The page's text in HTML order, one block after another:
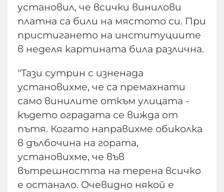
установил, че всички винилови
платна са били на мястото си. При
пристигането на институциите
в неделя картината била различна.
"Тази сутрин с изненада
установихме, че са премахнати
само винилите откъм улицата -
където оградата се вижда от
пътя. Когато направихме обиколка
в дълбочина на гората,
установихме, че във
вътрешността на терена всичко
е останало. Очевидно някой е